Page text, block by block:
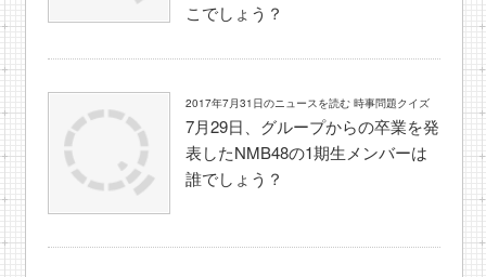
こでしょう？
2017年7月31日のニュースを読む 時事問題クイズ
7月29日、グループからの卒業を発
表したNMB48の1期生メンバーは
誰でしょう？